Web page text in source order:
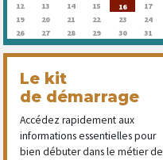
12
13 14 15 16 17
19
20 21 22 23 24
26
27 28 29 30 31
Le kit
de démarrage
Accédez rapidement aux
informations essentielles pour
bien débuter dans le métier de